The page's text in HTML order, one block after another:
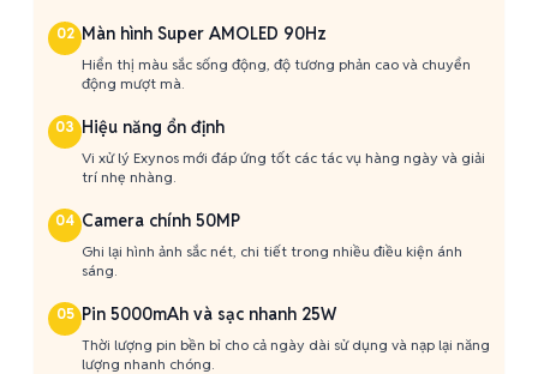
02 Màn hình Super AMOLED 90Hz
Hiển thị màu sắc sống động, độ tương phản cao và chuyển
động mượt mà.
03 Hiệu năng ổn định
Vi xử lý Exynos mới đáp ứng tốt các tác vụ hàng ngày và giải
trí nhẹ nhàng.
04 Camera chính 50MP
Ghi lại hình ảnh sắc nét, chi tiết trong nhiều điều kiện ánh
sáng.
05 Pin 5000mAh và sạc nhanh 25W
Thời lượng pin bền bỉ cho cả ngày dài sử dụng và nạp lại năng
lượng nhanh chóng.